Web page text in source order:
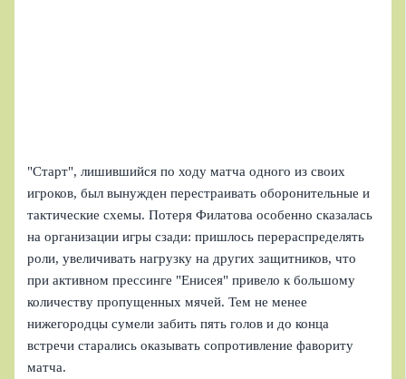
"Старт", лишившийся по ходу матча одного из своих
игроков, был вынужден перестраивать оборонительные и
тактические схемы. Потеря Филатова особенно сказалась
на организации игры сзади: пришлось перераспределять
роли, увеличивать нагрузку на других защитников, что
при активном прессинге "Енисея" привело к большому
количеству пропущенных мячей. Тем не менее
нижегородцы сумели забить пять голов и до конца
встречи старались оказывать сопротивление фавориту
матча.